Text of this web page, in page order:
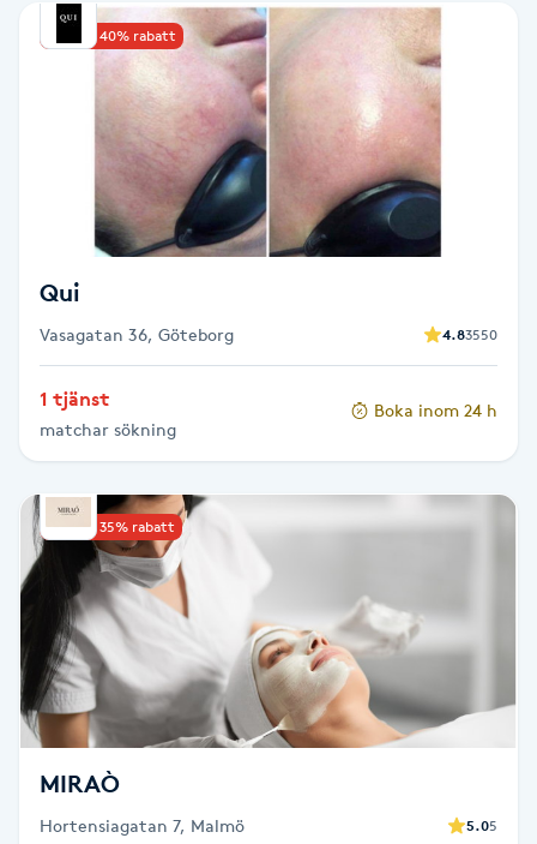
Hudföryngring
Huduppstramning
Hyaluronsyra
Hyperhidros
Hypnos
Hårborttagning
Hårförlängning
Hårvård
Hälsa
Hälsprickor
Upp till 40% rabatt
Qui
Vasagatan 36, Göteborg 4.83550
1 tjänst
matchar sökning
Boka inom 24 h
Upp till 35% rabatt
MIRAÒ
Hortensiagatan 7, Malmö 5.05